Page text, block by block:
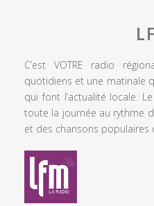
C’est VOTRE radio
quotidiens et une matinale
qui font l’actualité locale.
toute la journée au rythme
et des chansons populaires